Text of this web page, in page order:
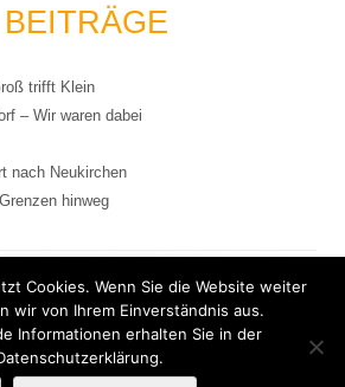
trifft Klein
– Wir waren dabei
nach Neukirchen
hinweg
Cookies. Wenn Sie die Website weiter
wir von Ihrem Einverständnis aus.
Informationen erhalten Sie in der